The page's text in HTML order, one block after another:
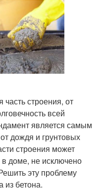
строения, от
всей
является самым
дождя и грунтовых
строения может
доме, не исключено
эту проблему
из бетона.